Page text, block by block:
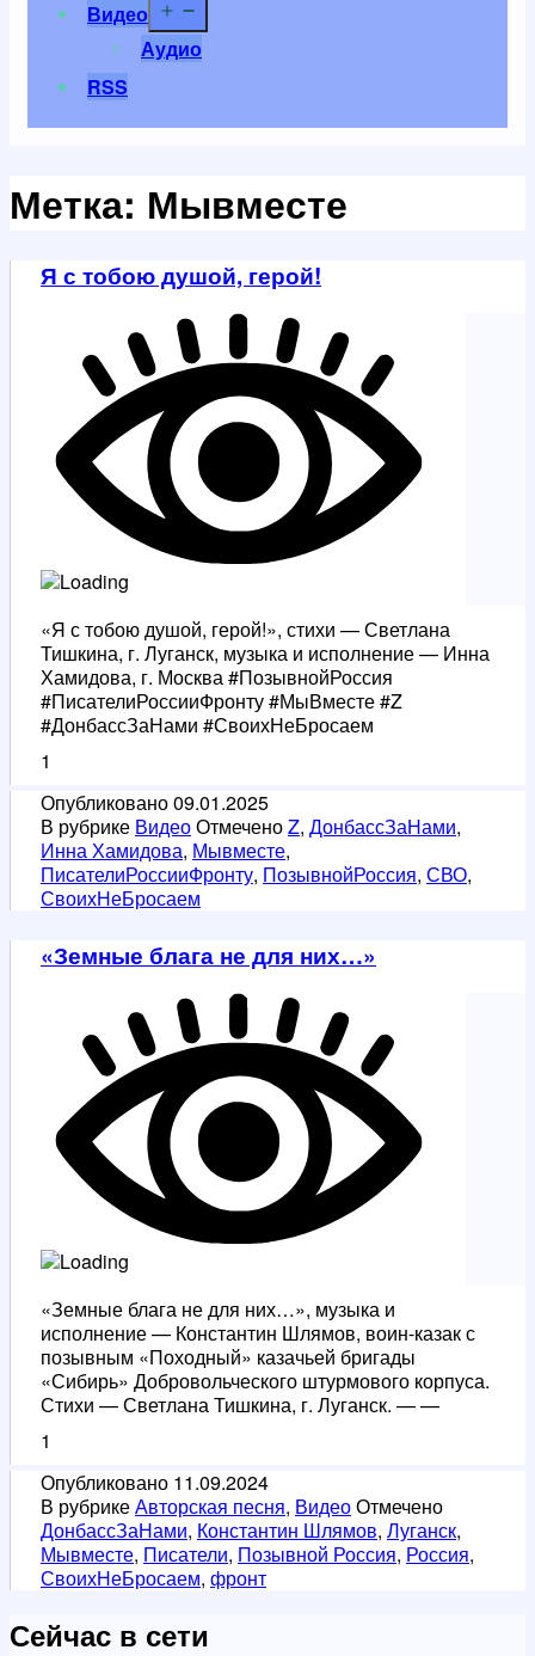
Видео
Аудио
RSS
Метка: Мывместе
Я с тобою душой, герой!
«Я с тобою душой, герой!», стихи — Светлана
Тишкина, г. Луганск, музыка и исполнение — Инна
Хамидова, г. Москва #ПозывнойРоссия
#ПисателиРоссииФронту #МыВместе #Z
#ДонбассЗаНами #СвоихНеБросаем
1
Опубликовано09.01.2025
В рубрике ВидеоОтмеченоZ, ДонбассЗаНами,
Инна Хамидова, Мывместе,
ПисателиРоссииФронту, ПозывнойРоссия, СВО,
СвоихНеБросаем
«Земные блага не для них…»
«Земные блага не для них…», музыка и
исполнение — Константин Шлямов, воин-казак с
позывным «Походный» казачьей бригады
«Сибирь» Добровольческого штурмового корпуса.
Стихи — Светлана Тишкина, г. Луганск. — —
1
Опубликовано 11.09.2024
В рубрикеАвторская песня, ВидеоОтмечено
ДонбассЗаНами, Константин Шлямов, Луганск,
Мывместе, Писатели, Позывной Россия, Россия,
СвоихНеБросаем, фронт
Сейчас в сети